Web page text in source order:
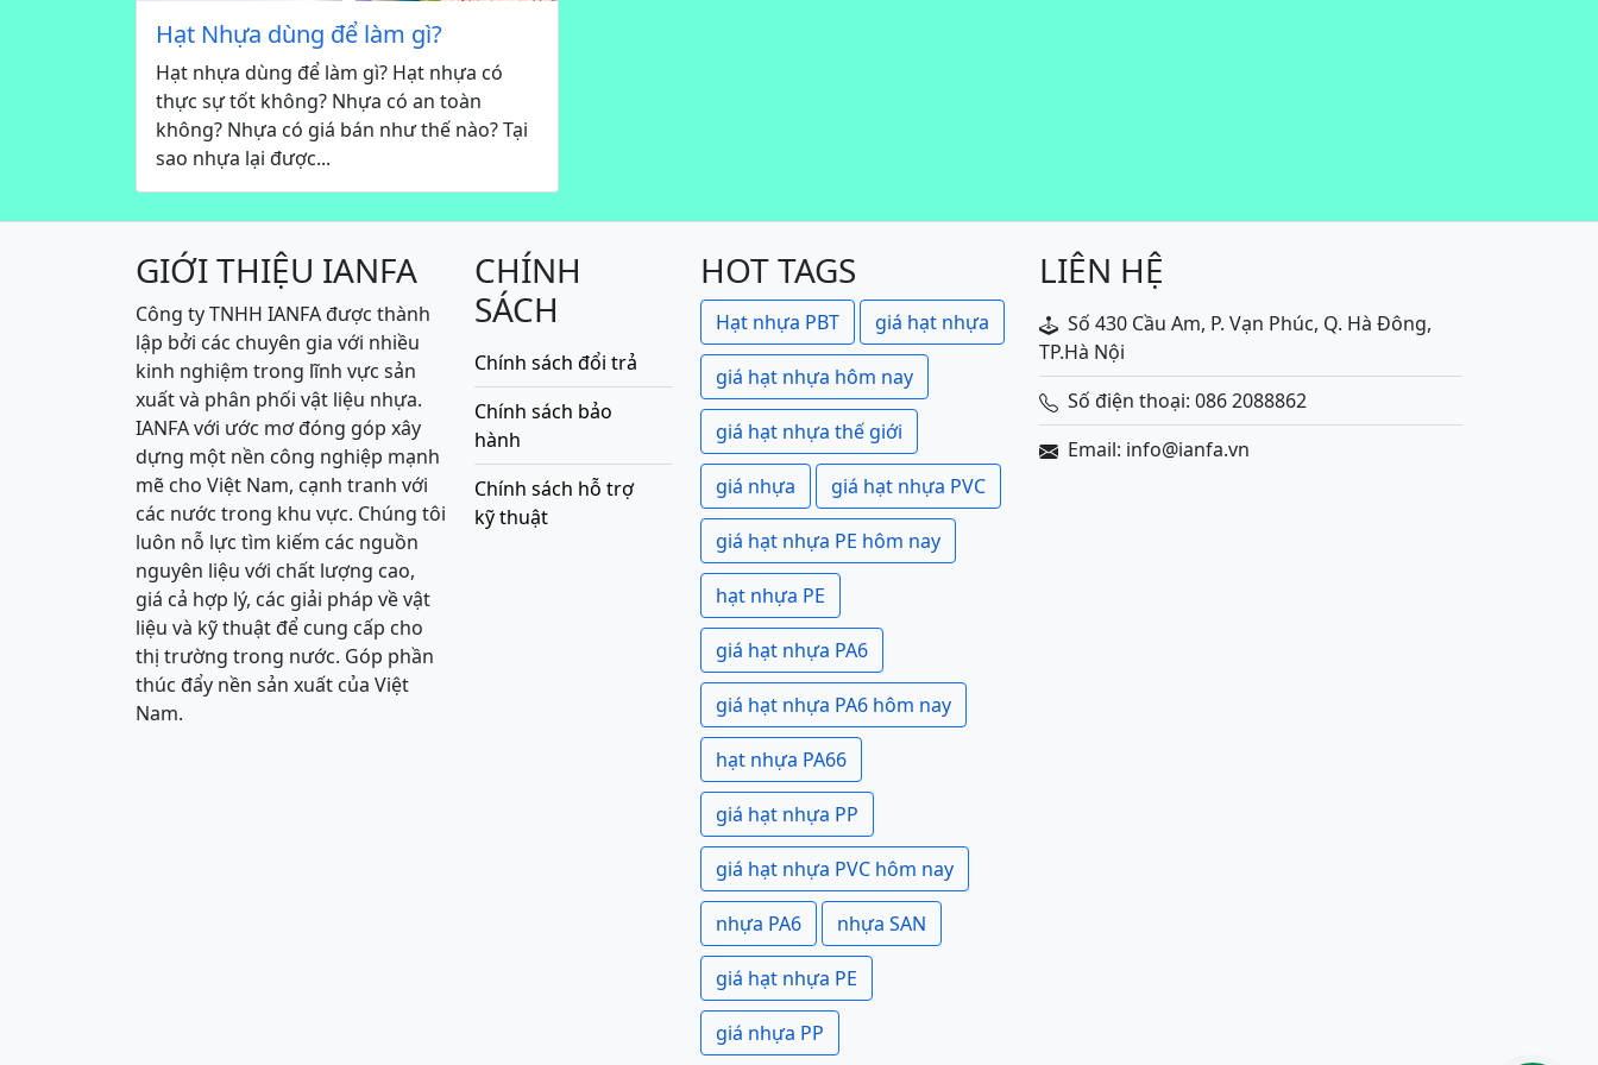
Hạt Nhựa dùng để làm gì?
Hạt nhựa dùng để làm gì? Hạt nhựa có
thực sự tốt không? Nhựa có an toàn
không? Nhựa có giá bán như thế nào? Tại
sao nhựa lại được...
GIỚI THIỆU IANFA
Công ty TNHH IANFA được thành
lập bởi các chuyên gia với nhiều
kinh nghiệm trong lĩnh vực sản
xuất và phân phối vật liệu nhựa.
IANFA với ước mơ đóng góp xây
dựng một nền công nghiệp mạnh
mẽ cho Việt Nam, cạnh tranh với
các nước trong khu vực. Chúng tôi
luôn nỗ lực tìm kiếm các nguồn
nguyên liệu với chất lượng cao,
giá cả hợp lý, các giải pháp về vật
liệu và kỹ thuật để cung cấp cho
thị trường trong nước. Góp phần
thúc đẩy nền sản xuất của Việt
Nam.
CHÍNH
SÁCH
Chính sách đổi trả
Chính sách bảo
hành
Chính sách hỗ trợ
kỹ thuật
HOT TAGS
Hạt nhựa PBT giá hạt nhựa
giá hạt nhựa hôm nay
giá hạt nhựa thế giới
giá nhựa giá hạt nhựa PVC
giá hạt nhựa PE hôm nay
hạt nhựa PE
giá hạt nhựa PA6
giá hạt nhựa PA6 hôm nay
hạt nhựa PA66
giá hạt nhựa PP
giá hạt nhựa PVC hôm nay
nhựa PA6 nhựa SAN
giá hạt nhựa PE
giá nhựa PP
LIÊN HỆ
Số 430 Cầu Am, P. Vạn Phúc, Q. Hà Đông,
TP.Hà Nội
Số điện thoại: 086 2088862
Email: info@ianfa.vn